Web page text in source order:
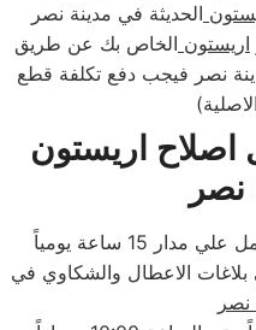
اريستون الخاص بك عن طريق
نصر فيجب دفع تكلفة قطع
اريستون
نصر
يعمل علي مدار 15 ساعة يومياً
نصر